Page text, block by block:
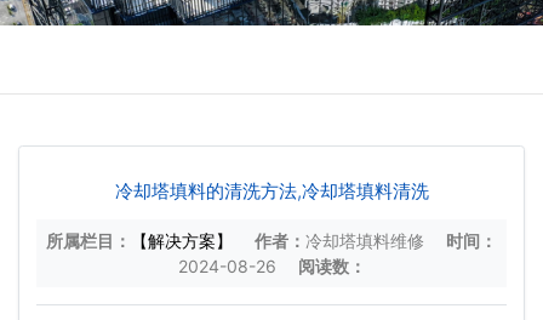
冷却塔填料的清洗方法,冷却塔填料清洗
所属栏目： 【解决方案】 作者： 冷却塔填料维修
时间：
2024-08-26
阅读数：